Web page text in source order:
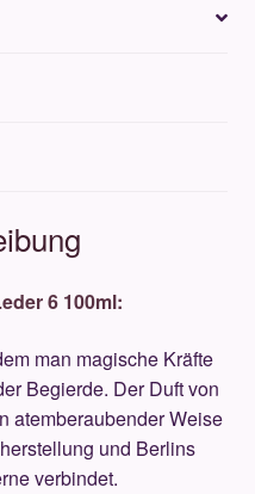
6 100ml​:
man magische Kräfte
Begierde. Der Duft von
atemberaubender Weise
und Berlins
verbindet.